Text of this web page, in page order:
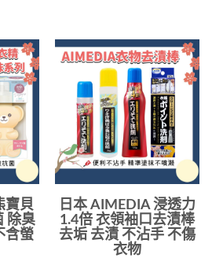
寶貝
除臭
含螢
日本 AIMEDIA 浸透力
1.4倍 衣領袖口去漬棒
去垢 去漬 不沾手 不傷
衣物